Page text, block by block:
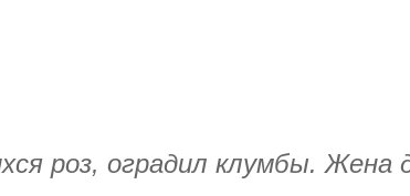
роз, оградил клумбы. Жена